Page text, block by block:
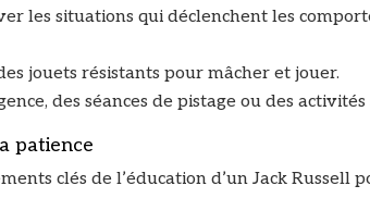
les situations qui déclenchent les
jouets résistants pour mâcher et jouer.
des séances de pistage ou des
patience
clés de l’éducation d’un Jack Russell